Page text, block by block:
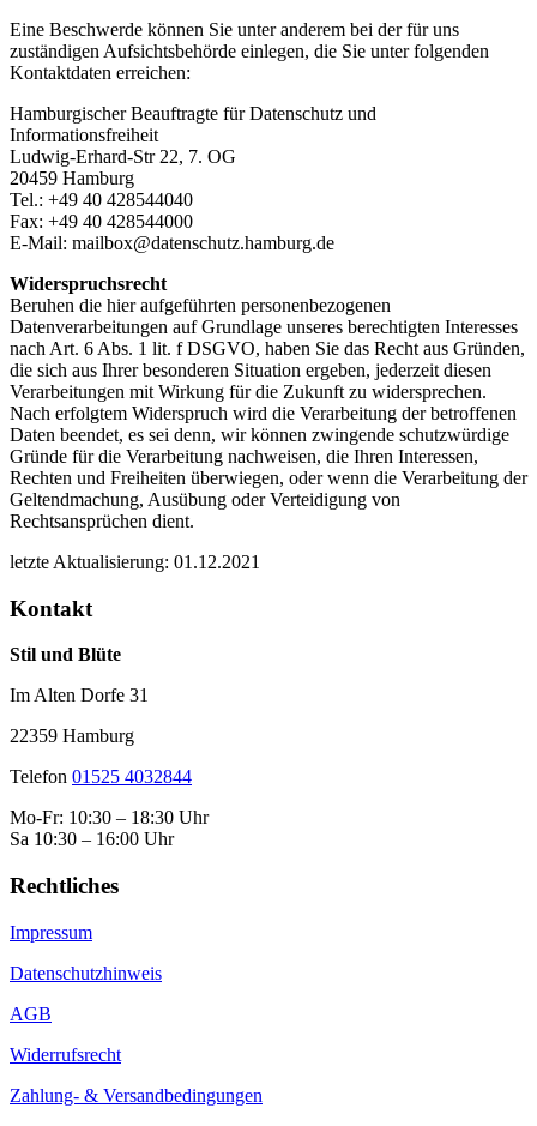
Eine Beschwerde können Sie unter anderem bei der für uns
zuständigen Aufsichtsbehörde einlegen, die Sie unter folgenden
Kontaktdaten erreichen:
Hamburgischer Beauftragte für Datenschutz und
Informationsfreiheit
Ludwig-Erhard-Str 22, 7. OG
20459 Hamburg
Tel.: +49 40 428544040
Fax: +49 40 428544000
E-Mail: mailbox@datenschutz.hamburg.de
Widerspruchsrecht
Beruhen die hier aufgeführten personenbezogenen
Datenverarbeitungen auf Grundlage unseres berechtigten Interesses
nach Art. 6 Abs. 1 lit. f DSGVO, haben Sie das Recht aus Gründen,
die sich aus Ihrer besonderen Situation ergeben, jederzeit diesen
Verarbeitungen mit Wirkung für die Zukunft zu widersprechen.
Nach erfolgtem Widerspruch wird die Verarbeitung der betroffenen
Daten beendet, es sei denn, wir können zwingende schutzwürdige
Gründe für die Verarbeitung nachweisen, die Ihren Interessen,
Rechten und Freiheiten überwiegen, oder wenn die Verarbeitung der
Geltendmachung, Ausübung oder Verteidigung von
Rechtsansprüchen dient.
letzte Aktualisierung: 01.12.2021
Kontakt
Stil und Blüte
Im Alten Dorfe 31
22359 Hamburg
Telefon 01525 4032844
Mo-Fr: 10:30 – 18:30 Uhr
Sa 10:30 – 16:00 Uhr
Rechtliches
Impressum
Datenschutzhinweis
AGB
Widerrufsrecht
Zahlung- & Versandbedingungen